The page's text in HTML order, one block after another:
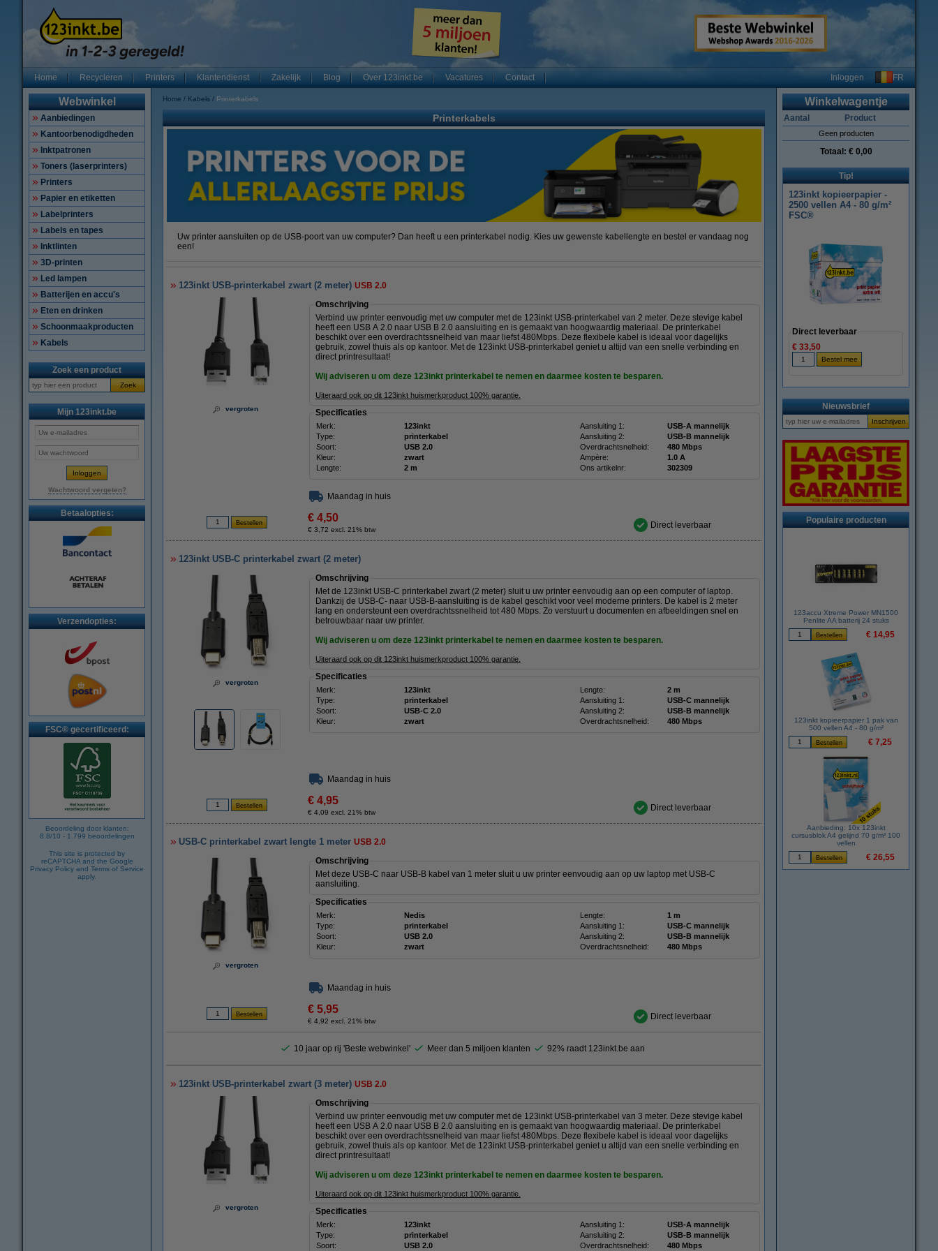
Home Recycleren Printers Klantendienst Zakelijk Blog Over 123inkt.be Vacatures Contact Inloggen FR
Webwinkel
Aanbiedingen
Kantoorbenodigdheden
Inktpatronen
Toners (laserprinters)
Printers
Papier en etiketten
Labelprinters
Labels en tapes
Inktlinten
3D-printen
Led lampen
Batterijen en accu's
Eten en drinken
Schoonmaakproducten
Kabels
Zoek een product
Zoek
Mijn 123inkt.be
Wachtwoord vergeten?
Betaalopties:
Verzendopties:
FSC® gecertificeerd:
Beoordeling door klanten:
8.8/10 - 1.799 beoordelingen
This site is protected by
reCAPTCHA and the Google
Privacy Policy and Terms of Service
apply.
Home Kabels Printerkabels
Printerkabels
Uw printer aansluiten op de USB-poort van uw computer? Dan heeft u een printerkabel nodig. Kies uw gewenste kabellengte en bestel er vandaag nog
een!
123inkt USB-printerkabel zwart (2 meter) USB 2.0
vergroten
Omschrijving
Verbind uw printer eenvoudig met uw computer met de 123inkt USB-printerkabel van 2 meter. Deze stevige kabel
heeft een USB A 2.0 naar USB B 2.0 aansluiting en is gemaakt van hoogwaardig materiaal. De printerkabel
beschikt over een overdrachtssnelheid van maar liefst 480Mbps. Deze flexibele kabel is ideaal voor dagelijks
gebruik, zowel thuis als op kantoor. Met de 123inkt USB-printerkabel geniet u altijd van een snelle verbinding en
direct printresultaat!
Wij adviseren u om deze 123inkt printerkabel te nemen en daarmee kosten te besparen.
Uiteraard ook op dit 123inkt huismerkproduct 100% garantie.
Specificaties
Merk: 123inkt Aansluiting 1:
USB-A mannelijk
Type:
printerkabel Aansluiting 2:
USB-B mannelijk
Soort:
USB 2.0 Overdrachtsnelheid:
480 Mbps
Kleur:
zwart Ampère:
1.0 A
Lengte:
2 m Ons artikelnr: 302309
Maandag in huis
€ 4,50
€ 3,72 excl. 21% btw Direct leverbaar
123inkt USB-C printerkabel zwart (2 meter)
vergroten
Omschrijving
Met de 123inkt USB-C printerkabel zwart (2 meter) sluit u uw printer eenvoudig aan op een computer of laptop.
Dankzij de USB-C- naar USB-B-aansluiting is de kabel geschikt voor veel moderne printers. De kabel is 2 meter
lang en ondersteunt een overdrachtssnelheid tot 480 Mbps. Zo verstuurt u documenten en afbeeldingen snel en
betrouwbaar naar uw printer.
Wij adviseren u om deze 123inkt printerkabel te nemen en daarmee kosten te besparen.
Uiteraard ook op dit 123inkt huismerkproduct 100% garantie.
Specificaties
Merk: 123inkt Lengte:
2 m
Type:
printerkabel Aansluiting 1:
USB-C mannelijk
Soort:
USB-C 2.0 Aansluiting 2:
USB-B mannelijk
Kleur:
zwart Overdrachtsnelheid: 480 Mbps
Maandag in huis
€ 4,95
€ 4,09 excl. 21% btw Direct leverbaar
USB-C printerkabel zwart lengte 1 meter USB 2.0
vergroten
Omschrijving
Met deze USB-C naar USB-B kabel van 1 meter sluit u uw printer eenvoudig aan op uw laptop met USB-C
aansluiting.
Specificaties
Merk: Nedis Lengte:
1 m
Type:
printerkabel Aansluiting 1:
USB-C mannelijk
Soort:
USB 2.0 Aansluiting 2:
USB-B mannelijk
Kleur:
zwart Overdrachtsnelheid: 480 Mbps
Maandag in huis
€ 5,95
€ 4,92 excl. 21% btw Direct leverbaar
10 jaar op rij 'Beste webwinkel' Meer dan 5 miljoen klanten 92% raadt 123inkt.be aan
123inkt USB-printerkabel zwart (3 meter) USB 2.0
vergroten
Omschrijving
Verbind uw printer eenvoudig met uw computer met de 123inkt USB-printerkabel van 3 meter. Deze stevige kabel
heeft een USB A 2.0 naar USB B 2.0 aansluiting en is gemaakt van hoogwaardig materiaal. De printerkabel
beschikt over een overdrachtssnelheid van maar liefst 480Mbps. Deze flexibele kabel is ideaal voor dagelijks
gebruik, zowel thuis als op kantoor. Met de 123inkt USB-printerkabel geniet u altijd van een snelle verbinding en
direct printresultaat!
Wij adviseren u om deze 123inkt printerkabel te nemen en daarmee kosten te besparen.
Uiteraard ook op dit 123inkt huismerkproduct 100% garantie.
Specificaties
Merk: 123inkt Aansluiting 1:
USB-A mannelijk
Type:
printerkabel Aansluiting 2:
USB-B mannelijk
Soort:
USB 2.0 Overdrachtsnelheid:
480 Mbps
Winkelwagentje
Aantal Product
Geen producten
Totaal: € 0,00
Tip!
123inkt kopieerpapier -
2500 vellen A4 - 80 g/m²
FSC®
Direct leverbaar
€ 33,50
Nieuwsbrief
Populaire producten
123accu Xtreme Power MN1500
Penlite AA batterij 24 stuks
€ 14,95
123inkt kopieerpapier 1 pak van
500 vellen A4 - 80 g/m²
€ 7,25
Aanbieding: 10x 123inkt
cursusblok A4 gelijnd 70 g/m² 100
vellen
€ 26,55